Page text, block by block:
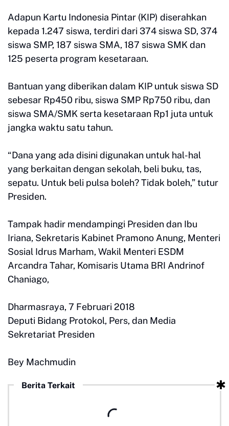
Adapun Kartu Indonesia Pintar (KIP) diserahkan
kepada 1.247 siswa, terdiri dari 374 siswa SD, 374
siswa SMP, 187 siswa SMA, 187 siswa SMK dan
125 peserta program kesetaraan.
Bantuan yang diberikan dalam KIP untuk siswa SD
sebesar Rp450 ribu, siswa SMP Rp750 ribu, dan
siswa SMA/SMK serta kesetaraan Rp1 juta untuk
jangka waktu satu tahun.
“Dana yang ada disini digunakan untuk hal-hal
yang berkaitan dengan sekolah, beli buku, tas,
sepatu. Untuk beli pulsa boleh? Tidak boleh,” tutur
Presiden.
Tampak hadir mendampingi Presiden dan Ibu
Iriana, Sekretaris Kabinet Pramono Anung, Menteri
Sosial Idrus Marham, Wakil Menteri ESDM
Arcandra Tahar, Komisaris Utama BRI Andrinof
Chaniago,
Dharmasraya, 7 Februari 2018
Deputi Bidang Protokol, Pers, dan Media
Sekretariat Presiden
Bey Machmudin
Berita Terkait